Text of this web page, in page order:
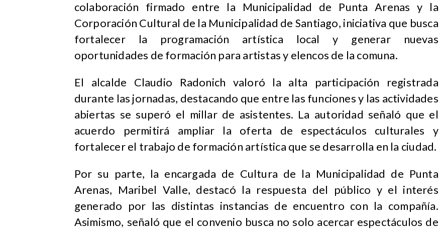
colaboración firmado entre la Municipalidad de Punta Arenas y la
Corporación Cultural de la Municipalidad de Santiago, iniciativa que busca
fortalecer la programación artística local y generar nuevas
oportunidades de formación para artistas y elencos de la comuna.
El alcalde Claudio Radonich valoró la alta participación registrada
durante las jornadas, destacando que entre las funciones y las actividades
abiertas se superó el millar de asistentes. La autoridad señaló que el
acuerdo permitirá ampliar la oferta de espectáculos culturales y
fortalecer el trabajo de formación artística que se desarrolla en la ciudad.
Por su parte, la encargada de Cultura de la Municipalidad de Punta
Arenas, Maribel Valle, destacó la respuesta del público y el interés
generado por las distintas instancias de encuentro con la compañía.
Asimismo, señaló que el convenio busca no solo acercar espectáculos de